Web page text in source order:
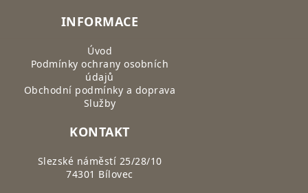
INFORMACE
Úvod
Podmínky ochrany osobních
údajů
Obchodní podmínky a doprava
Služby
KONTAKT
Slezské náměstí 25/28/10
74301 Bílovec